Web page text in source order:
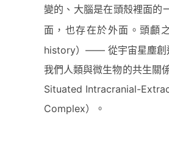
變的、大腦是在頭殼裡面的
面，也存在於外面。頭顱
history）—— 從宇宙星塵創
我們人類與微生物的共生關
Situated Intracranial-
Complex）。